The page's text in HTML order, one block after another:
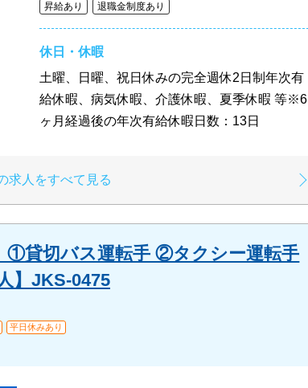
昇給あり
退職金制度あり
休日・休暇
土曜、日曜、祝日休みの完全週休2日制年次有
給休暇、病気休暇、介護休暇、夏季休暇 等※6
ヶ月経過後の年次有給休暇日数：13日
求人をすべて見る
①貸切バス運転手 ②タクシー運転手
】JKS-0475
平日休みあり